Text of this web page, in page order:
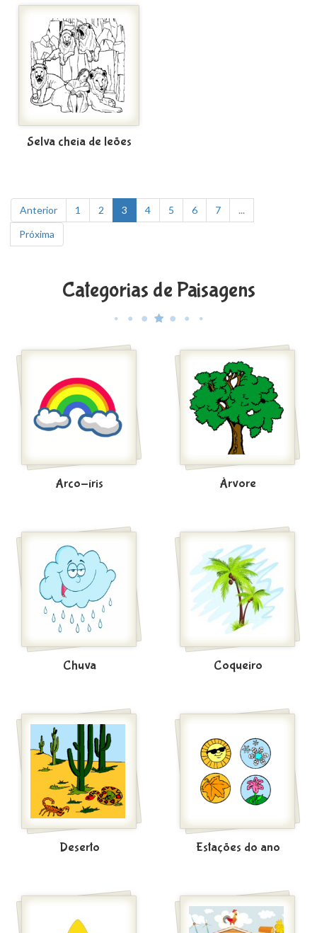
Selva cheia de leões
Anterior 1 2 3 4 5 6 7
...
Próxima
Categorias de Paisagens
Arco-íris Árvore
Chuva Coqueiro
Deserto Estações do ano